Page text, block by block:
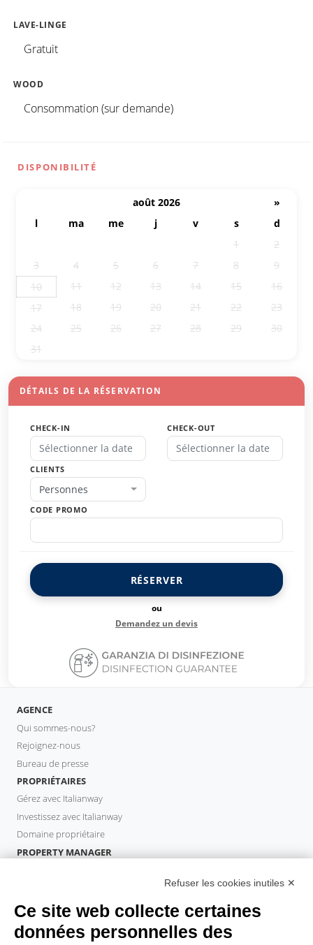
LAVE-LINGE
Gratuit
WOOD
Consommation (sur demande)
DISPONIBILITÉ
août 2026
»
l
ma me j v s
d
1
2
3
4 5 6 7 8
9
10
11 12 13 14 15
16
17
18 19 20 21 22
23
24
25 26 27 28 29
30
31
DÉTAILS DE LA RÉSERVATION
CHECK-IN CHECK-OUT
CLIENTS
Personnes
CODE PROMO
RÉSERVER
ou
Demandez un devis
AGENCE
Qui sommes-nous?
Rejoignez-nous
Bureau de presse
PROPRIÉTAIRES
Gérez avec Italianway
Investissez avec Italianway
Domaine propriétaire
PROPERTY MANAGER
INVITÉS
Réservez un séjour
Séjour longue durée
Refuser les cookies inutiles ✕
Ce site web collecte certaines
données personnelles des